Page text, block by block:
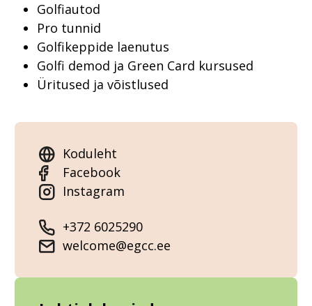
Golfiautod
Pro tunnid
Golfikeppide laenutus
Golfi demod ja Green Card kursused
Üritused ja võistlused
Koduleht
Facebook
Instagram
+372 6025290
welcome@egcc.ee